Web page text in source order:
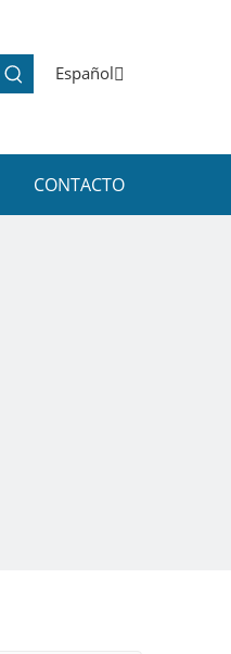
Español
CONTACTO